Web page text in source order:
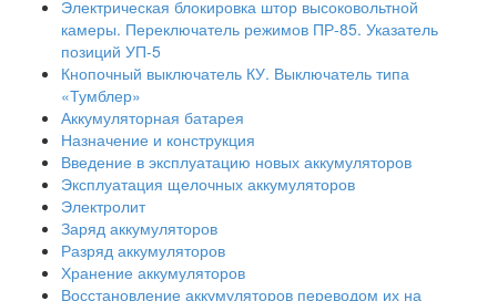
Электрическая блокировка штор высоковольтной
камеры. Переключатель режимов ПР-85. Указатель
позиций УП-5
Кнопочный выключатель КУ. Выключатель типа
«Тумблер»
Аккумуляторная батарея
Назначение и конструкция
Введение в эксплуатацию новых аккумуляторов
Эксплуатация щелочных аккумуляторов
Электролит
Заряд аккумуляторов
Разряд аккумуляторов
Хранение аккумуляторов
Восстановление аккумуляторов переводом их на